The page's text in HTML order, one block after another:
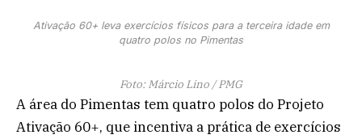
Ativação 60+ leva exercícios físicos para a terceira idade em
quatro polos no Pimentas
Foto: Márcio Lino / PMG
A área do Pimentas tem quatro polos do Projeto
Ativação 60+, que incentiva a prática de exercícios